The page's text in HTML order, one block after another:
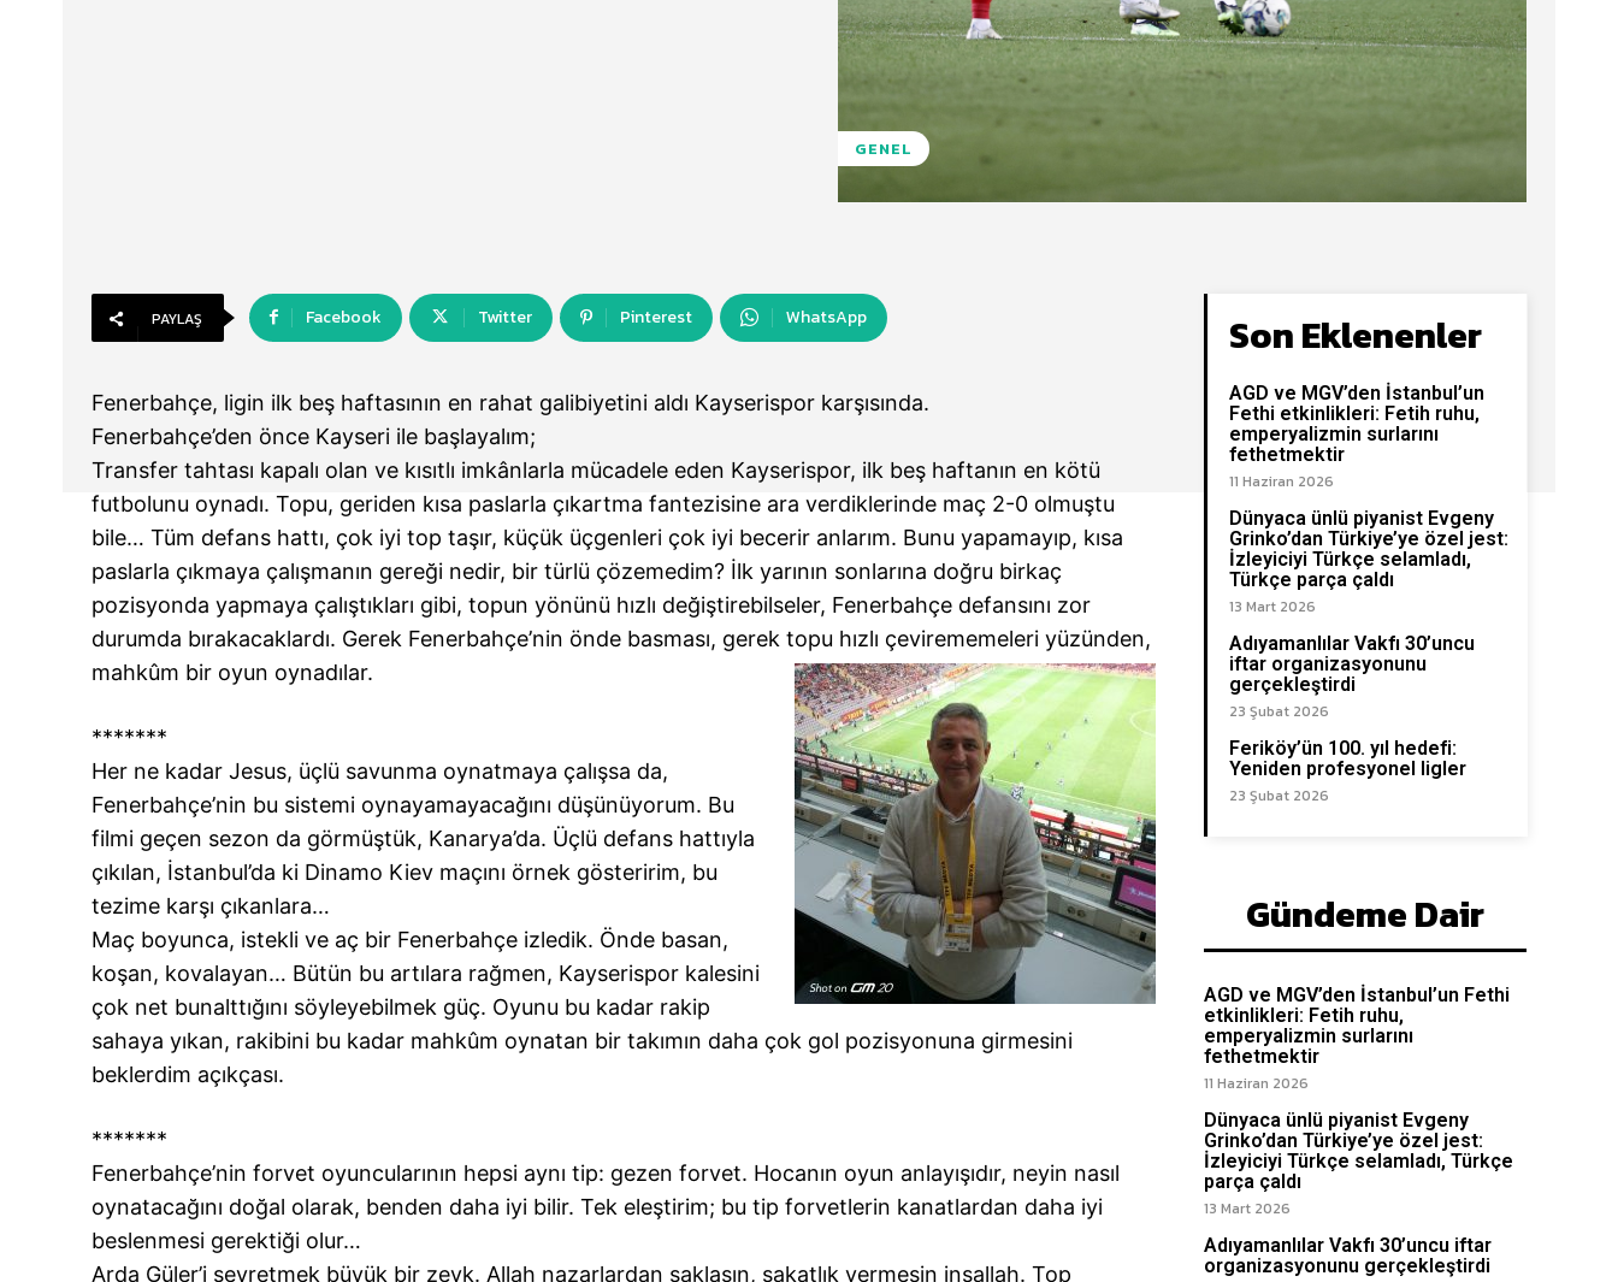
GENEL
PAYLAŞ Facebook Twitter Pinterest WhatsApp
Fenerbahçe, ligin ilk beş haftasının en rahat galibiyetini aldı Kayserispor karşısında.
Fenerbahçe’den önce Kayseri ile başlayalım;
Transfer tahtası kapalı olan ve kısıtlı imkânlarla mücadele eden Kayserispor, ilk beş haftanın en kötü
futbolunu oynadı. Topu, geriden kısa paslarla çıkartma fantezisine ara verdiklerinde maç 2-0 olmuştu
bile… Tüm defans hattı, çok iyi top taşır, küçük üçgenleri çok iyi becerir anlarım. Bunu yapamayıp, kısa
paslarla çıkmaya çalışmanın gereği nedir, bir türlü çözemedim? İlk yarının sonlarına doğru birkaç
pozisyonda yapmaya çalıştıkları gibi, topun yönünü hızlı değiştirebilseler, Fenerbahçe defansını zor
durumda bırakacaklardı. Gerek Fenerbahçe’nin önde basması, gerek topu hızlı çevirememeleri yüzünden,
mahkûm bir oyun oynadılar.
*******
Her ne kadar Jesus, üçlü savunma oynatmaya çalışsa da,
Fenerbahçe’nin bu sistemi oynayamayacağını düşünüyorum. Bu
filmi geçen sezon da görmüştük, Kanarya’da. Üçlü defans hattıyla
çıkılan, İstanbul’da ki Dinamo Kiev maçını örnek gösteririm, bu
tezime karşı çıkanlara…
Maç boyunca, istekli ve aç bir Fenerbahçe izledik. Önde basan,
koşan, kovalayan… Bütün bu artılara rağmen, Kayserispor kalesini
çok net bunalttığını söyleyebilmek güç. Oyunu bu kadar rakip
sahaya yıkan, rakibini bu kadar mahkûm oynatan bir takımın daha çok gol pozisyonuna girmesini
beklerdim açıkçası.
*******
Fenerbahçe’nin forvet oyuncularının hepsi aynı tip: gezen forvet. Hocanın oyun anlayışıdır, neyin nasıl
oynatacağını doğal olarak, benden daha iyi bilir. Tek eleştirim; bu tip forvetlerin kanatlardan daha iyi
beslenmesi gerektiği olur…
Arda Güler’i seyretmek büyük bir zevk. Allah nazarlardan saklasın, sakatlık vermesin inşallah. Top
Son Eklenenler
AGD ve MGV’den İstanbul’un
Fethi etkinlikleri: Fetih ruhu,
emperyalizmin surlarını
fethetmektir
11 Haziran 2026
Dünyaca ünlü piyanist Evgeny
Grinko’dan Türkiye’ye özel jest:
İzleyiciyi Türkçe selamladı,
Türkçe parça çaldı
13 Mart 2026
Adıyamanlılar Vakfı 30’uncu
iftar organizasyonunu
gerçekleştirdi
23 Şubat 2026
Feriköy’ün 100. yıl hedefi:
Yeniden profesyonel ligler
23 Şubat 2026
Gündeme Dair
AGD ve MGV’den İstanbul’un Fethi
etkinlikleri: Fetih ruhu,
emperyalizmin surlarını
fethetmektir
11 Haziran 2026
Dünyaca ünlü piyanist Evgeny
Grinko’dan Türkiye’ye özel jest:
İzleyiciyi Türkçe selamladı, Türkçe
parça çaldı
13 Mart 2026
Adıyamanlılar Vakfı 30’uncu iftar
organizasyonunu gerçekleştirdi